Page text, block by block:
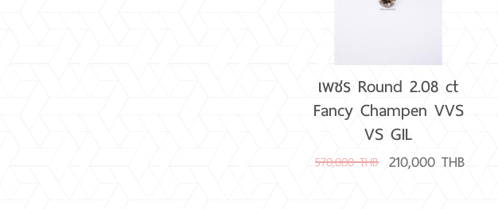
เพชร Round 2.08 ct
Fancy Champen VVS
VS GIL
570,000 THB 210,000 THB